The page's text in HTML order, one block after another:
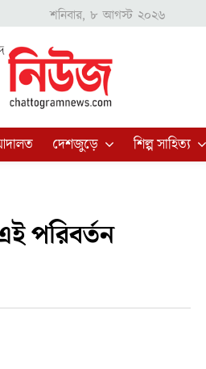
শনিবার, ৮ আগস্ট ২০২৬
দেশজুড়ে শিল্প সাহিত্য
পরিবর্তন